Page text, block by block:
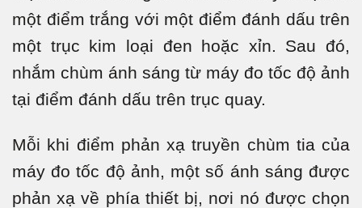
một điểm trắng với một điểm đánh dấu trên
một trục kim loại đen hoặc xỉn. Sau đó,
nhắm chùm ánh sáng từ máy đo tốc độ ảnh
tại điểm đánh dấu trên trục quay.
Mỗi khi điểm phản xạ truyền chùm tia của
máy đo tốc độ ảnh, một số ánh sáng được
phản xạ về phía thiết bị, nơi nó được chọn